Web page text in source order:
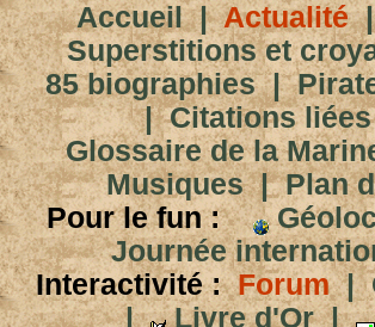
Accueil|Actualité
Superstitions et
85 biographies|
|Citations
Glossaire de la
Musiques|Plan
Pour le fun :
Journée
Interactivité : Forum|
|
Livre d'Or|